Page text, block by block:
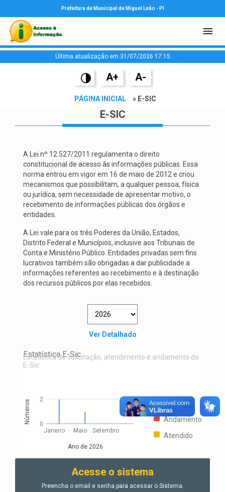
Prefeitura de Municipal de Miguel Leão - PI
Última atualização em 31/07/2026 17:15
A+ A-
PÁGINA INICIAL » E-SIC
E-SIC
A Lei nº 12.527/2011 regulamenta o direito
constitucional de acesso às informações públicas. Essa
norma entrou em vigor em 16 de maio de 2012 e criou
mecanismos que possibilitam, a qualquer pessoa, física
ou jurídica, sem necessidade de apresentar motivo, o
recebimento de informações públicas dos órgãos e
entidades.
A Lei vale para os três Poderes da União, Estados,
Distrito Federal e Municípios, inclusive aos Tribunais de
Conta e Ministério Público. Entidades privadas sem fins
lucrativos também são obrigadas a dar publicidade a
informações referentes ao recebimento e à destinação
dos recursos públicos por elas recebidos.
Ver Detalhado
Estatística E-Sic
Estatística de solicitação, atendimento e andamento do
E-Sic
Solicitado
Andamento
Atendido
Janeiro Maio Setembro
Ano de 2026
0
2
Números
Acesse o sistema
Preencha o email e senha para acessar o Sistema.